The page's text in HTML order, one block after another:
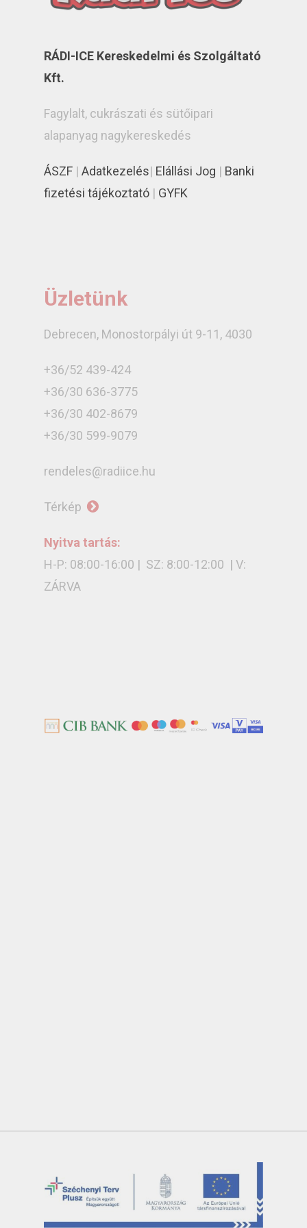
RÁDI-ICE Kereskedelmi és Szolgáltató
Kft.
Fagylalt, cukrászati és sütőipari
alapanyag nagykereskedés
ÁSZF | Adatkezelés| Elállási Jog | Banki
fizetési tájékoztató | GYFK
Üzletünk
Debrecen, Monostorpályi út 9-11, 4030
+36/52 439-424
+36/30 636-3775
+36/30 402-8679
+36/30 599-9079
rendeles@radiice.hu
Térkép
Nyitva tartás:
H-P: 08:00-16:00 | SZ: 8:00-12:00 | V:
ZÁRVA